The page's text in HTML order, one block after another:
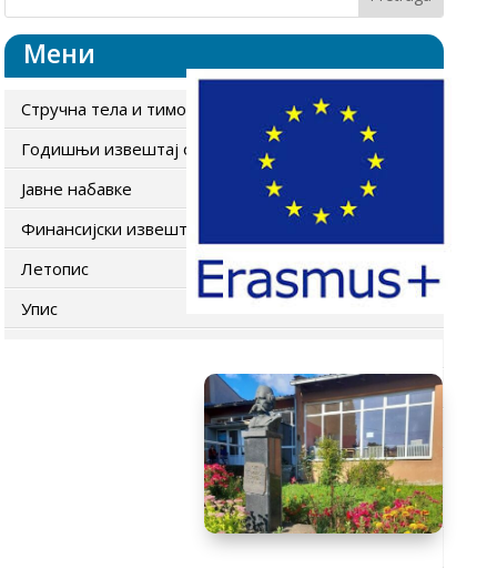
Мени
Стручна тела и тимови
Годишњи извештај о раду школе
Јавне набавке
Финансијски извештаји
Летопис
Упис
Заштита података о личности